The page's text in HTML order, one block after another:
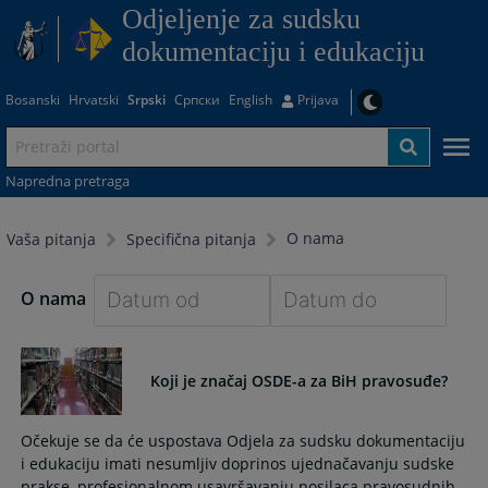
Odjeljenje za sudsku
dokumentaciju i edukaciju
Bosanski Hrvatski Srpski Српски English Prijava
Napredna pretraga
Vaša pitanja Specifična pitanja O nama
O nama
forward
to
interact
with
the
calendar
to
the
calendar
Koji je značaj OSDE-a za BiH pravosuđe?
Očekuje se da će uspostava Odjela za sudsku dokumentaciju
i edukaciju imati nesumljiv doprinos ujednačavanju sudske